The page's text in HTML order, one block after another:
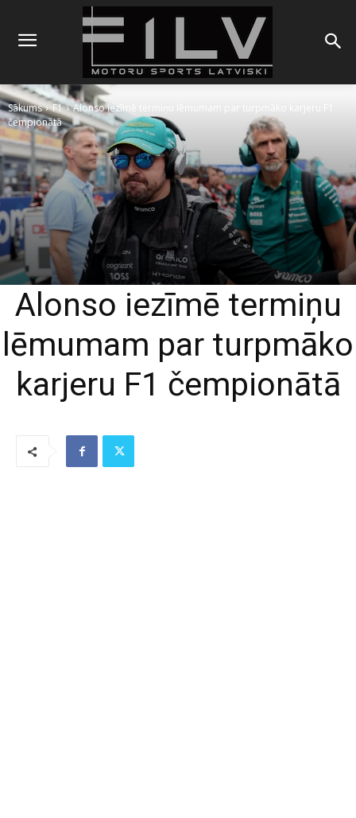
Sākums F1
Alonso iezīmē termiņu lēmumam par turpmāko karjeru F1
čempionātā
Alonso iezīmē termiņu
lēmumam par turpmāko
karjeru F1 čempionātā